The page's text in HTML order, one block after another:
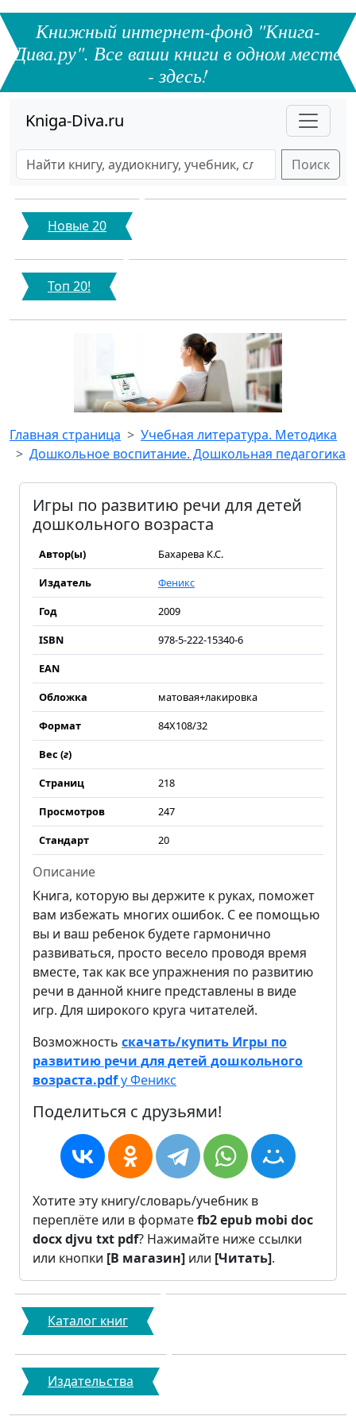
Книжный интернет-фонд "Книга-
Дива.ру". Все ваши книги в одном месте
- здесь!
Kniga-Diva.ru
Поиск
Новые 20
Топ 20!
Главная страница
Учебная литература. Методика
Дошкольное воспитание. Дошкольная педагогика
Игры по развитию речи для детей
дошкольного возраста
Автор(ы)
Бахарева К.С.
Издатель
Феникс
Год
2009
ISBN
978-5-222-15340-6
EAN
Обложка
матовая+лакировка
Формат
84Х108/32
Вес (г)
Страниц
218
Просмотров
247
Стандарт
20
Описание
Книга, которую вы держите к руках, поможет
вам избежать многих ошибок. С ее помощью
вы и ваш ребенок будете гармонично
развиваться, просто весело проводя время
вместе, так как все упражнения по развитию
речи в данной книге представлены в виде
игр. Для широкого круга читателей.
Возможность скачать/купить Игры по
развитию речи для детей дошкольного
возраста.pdfу Феникс
Поделиться с друзьями!
Хотите эту книгу/словарь/учебник в
переплёте или в форматеfb2epub mobi doc
docxdjvu txt pdf? Нажимайте ниже ссылки
или кнопки [В магазин] или [Читать].
Каталог книг
Издательства